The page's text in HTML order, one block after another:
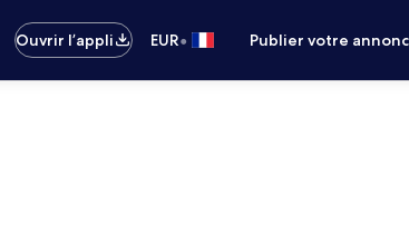
Ouvrir l’appli
EUR• Publier votre